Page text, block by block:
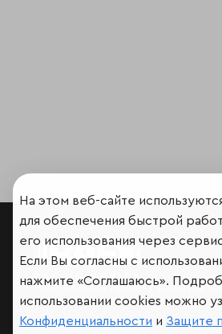
Мир сквозь призму рейтингов
На этом веб-сайте
для обеспечения быстрой
его использования через
Если Вы согласны с
нажмите «Соглашаюсь».
использовании cookies можно
Конфиденциальности и Защите